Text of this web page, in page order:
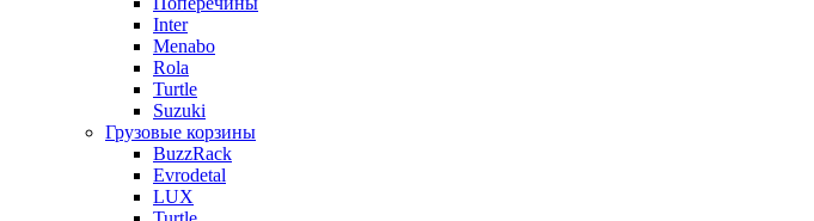
Inter
Menabo
Rola
Turtle
Suzuki
Грузовые корзины
BuzzRack
Evrodetal
LUX